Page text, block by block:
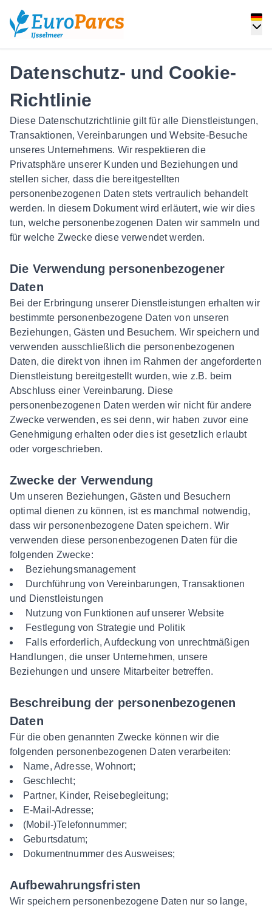
Datenschutz- und Cookie-
Richtlinie
Diese Datenschutzrichtlinie gilt für alle Dienstleistungen,
Transaktionen, Vereinbarungen und Website-Besuche
unseres Unternehmens. Wir respektieren die
Privatsphäre unserer Kunden und Beziehungen und
stellen sicher, dass die bereitgestellten
personenbezogenen Daten stets vertraulich behandelt
werden. In diesem Dokument wird erläutert, wie wir dies
tun, welche personenbezogenen Daten wir sammeln und
für welche Zwecke diese verwendet werden.
Die Verwendung personenbezogener
Daten
Bei der Erbringung unserer Dienstleistungen erhalten wir
bestimmte personenbezogene Daten von unseren
Beziehungen, Gästen und Besuchern. Wir speichern und
verwenden ausschließlich die personenbezogenen
Daten, die direkt von ihnen im Rahmen der angeforderten
Dienstleistung bereitgestellt wurden, wie z.B. beim
Abschluss einer Vereinbarung. Diese
personenbezogenen Daten werden wir nicht für andere
Zwecke verwenden, es sei denn, wir haben zuvor eine
Genehmigung erhalten oder dies ist gesetzlich erlaubt
oder vorgeschrieben.
Zwecke der Verwendung
Um unseren Beziehungen, Gästen und Besuchern
optimal dienen zu können, ist es manchmal notwendig,
dass wir personenbezogene Daten speichern. Wir
verwenden diese personenbezogenen Daten für die
folgenden Zwecke:
Beziehungsmanagement
Durchführung von Vereinbarungen, Transaktionen
und Dienstleistungen
Nutzung von Funktionen auf unserer Website
Festlegung von Strategie und Politik
Falls erforderlich, Aufdeckung von unrechtmäßigen
Handlungen, die unser Unternehmen, unsere
Beziehungen und unsere Mitarbeiter betreffen.
Beschreibung der personenbezogenen
Daten
Für die oben genannten Zwecke können wir die
folgenden personenbezogenen Daten verarbeiten:
Name, Adresse, Wohnort;
Geschlecht;
Partner, Kinder, Reisebegleitung;
E-Mail-Adresse;
(Mobil-)Telefonnummer;
Geburtsdatum;
Dokumentnummer des Ausweises;
Aufbewahrungsfristen
Wir speichern personenbezogene Daten nur so lange,